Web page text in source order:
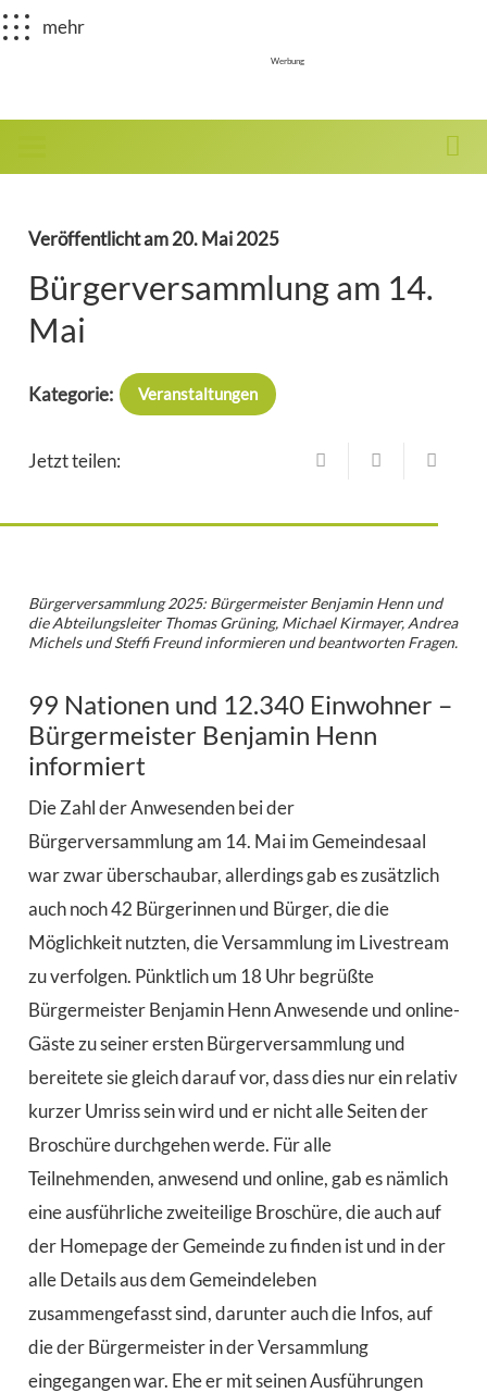
mehr
Werbung
Veröffentlicht am20. Mai 2025
Bürgerversammlung am 14.
Mai
Kategorie: Veranstaltungen
Jetzt teilen:
Bürgerversammlung 2025: Bürgermeister Benjamin Henn und
die Abteilungsleiter Thomas Grüning, Michael Kirmayer, Andrea
Michels und Steffi Freund informieren und beantworten Fragen.
99 Nationen und 12.340 Einwohner –
Bürgermeister Benjamin Henn
informiert
Die Zahl der Anwesenden bei der
Bürgerversammlung am 14. Mai im Gemeindesaal
war zwar überschaubar, allerdings gab es zusätzlich
auch noch 42 Bürgerinnen und Bürger, die die
Möglichkeit nutzten, die Versammlung im Livestream
zu verfolgen. Pünktlich um 18 Uhr begrüßte
Bürgermeister Benjamin Henn Anwesende und online-
Gäste zu seiner ersten Bürgerversammlung und
bereitete sie gleich darauf vor, dass dies nur ein relativ
kurzer Umriss sein wird und er nicht alle Seiten der
Broschüre durchgehen werde. Für alle
Teilnehmenden, anwesend und online, gab es nämlich
eine ausführliche zweiteilige Broschüre, die auch auf
der Homepage der Gemeinde zu finden ist und in der
alle Details aus dem Gemeindeleben
zusammengefasst sind, darunter auch die Infos, auf
die der Bürgermeister in der Versammlung
eingegangen war. Ehe er mit seinen Ausführungen